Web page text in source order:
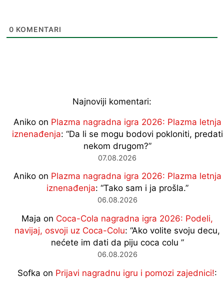
0 KOMENTARI
Najnoviji komentari:
Anikoon Plazma nagradna igra 2026: Plazma letnja
iznenađenja: “Da li se mogu bodovi pokloniti, predati
nekom drugom?”
07.08.2026
Anikoon Plazma nagradna igra 2026: Plazma letnja
iznenađenja: “Tako sam i ja prošla.”
06.08.2026
Maja on Coca-Cola nagradna igra 2026: Podeli,
navijaj, osvoji uz Coca-Colu: “Ako volite svoju decu,
nećete im dati da piju coca colu ”
06.08.2026
Sofka on Prijavi nagradnu igru i pomozi zajednici!: